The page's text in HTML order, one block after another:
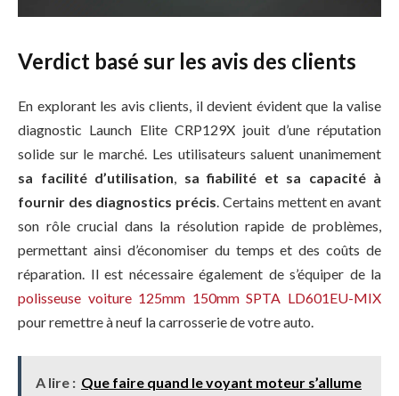
Verdict basé sur les avis des clients
En explorant les avis clients, il devient évident que la valise
diagnostic Launch Elite CRP129X jouit d’une réputation
solide sur le marché. Les utilisateurs saluent unanimement
sa facilité d’utilisation, sa fiabilité et sa capacité à
fournir des diagnostics précis. Certains mettent en avant
son rôle crucial dans la résolution rapide de problèmes,
permettant ainsi d’économiser du temps et des coûts de
réparation. Il est nécessaire également de s’équiper de la
polisseuse voiture 125mm 150mm SPTA ‎LD601EU-MIX
pour remettre à neuf la carrosserie de votre auto.
A lire : Que faire quand le voyant moteur s’allume